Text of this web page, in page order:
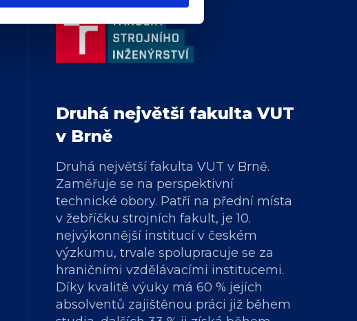
Druhá největší fakulta VUT
v Brně
Druhá největší fakulta VUT v Brně.
Zaměřuje se na perspektivní
technické obory. Patří na přední místa
v žebříčku strojních fakult, je 10.
nejvýkonnější institucí v českém
výzkumu, trvale spolupracuje se za
hraničními vzdělávacími institucemi.
Díky kvalitě výuky má 60 % jejích
absolventů zajištěnou práci již během